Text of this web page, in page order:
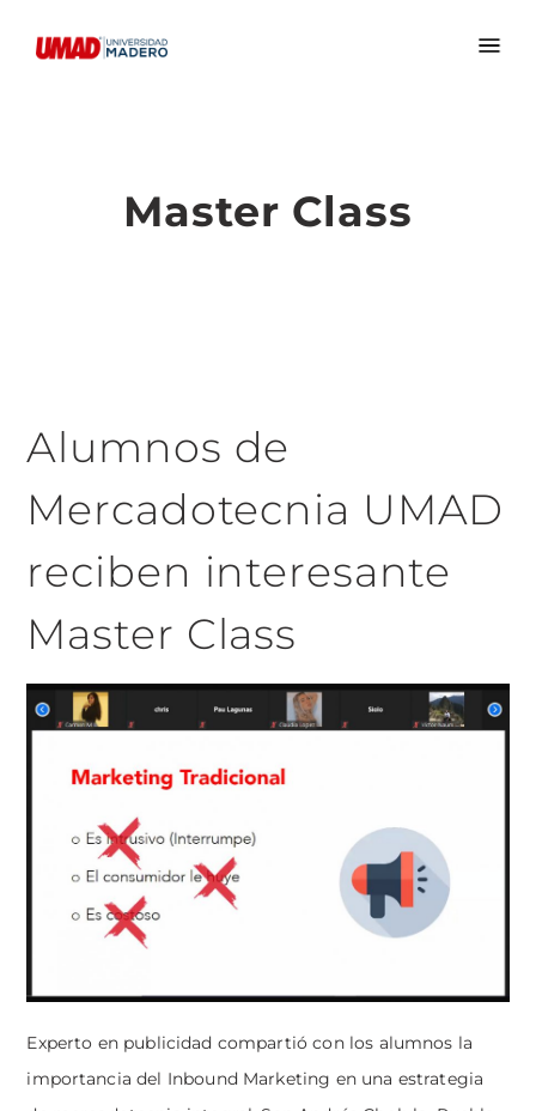
Master Class
Alumnos de
Mercadotecnia UMAD
reciben interesante
Master Class
Experto en publicidad compartió con los alumnos la
importancia del Inbound Marketing en una estrategia